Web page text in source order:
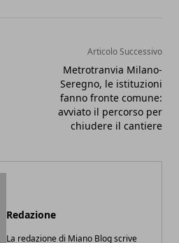
Articolo Successivo
Metrotranvia Milano-
Seregno, le istituzioni
fanno fronte comune:
avviato il percorso per
chiudere il cantiere
Redazione
La redazione di Miano Blog scrive